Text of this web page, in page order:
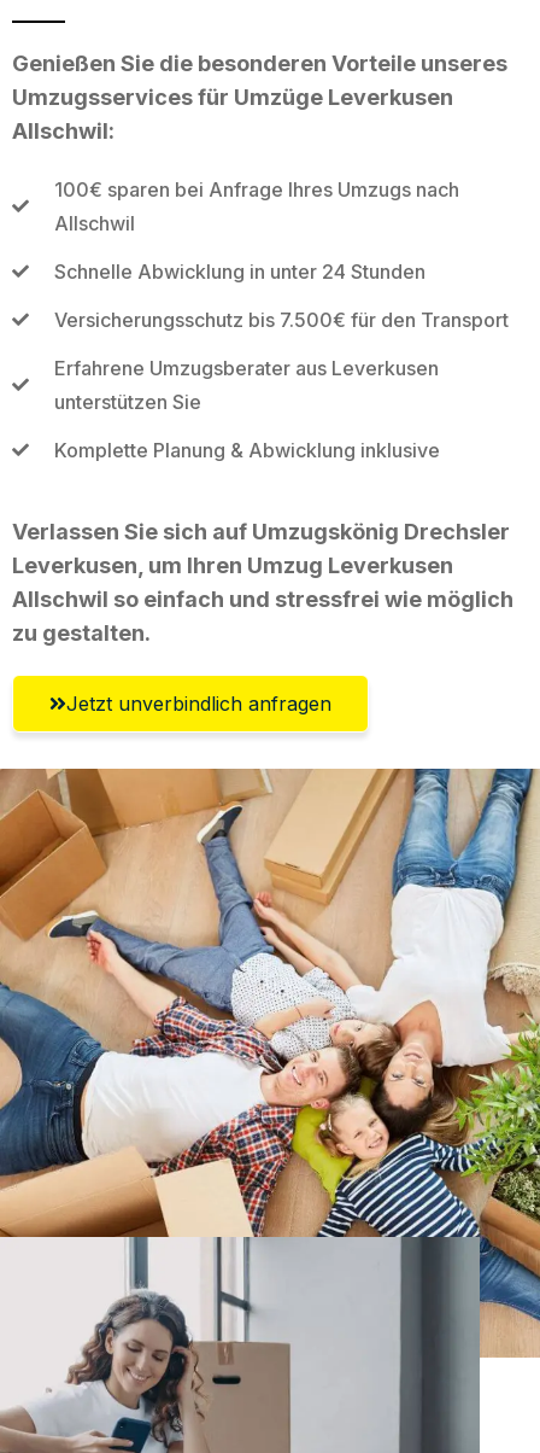
Genießen Sie die besonderen Vorteile unseres
Umzugsservices für Umzüge Leverkusen
Allschwil:
100€ sparen bei Anfrage Ihres Umzugs nach
Allschwil
Schnelle Abwicklung in unter 24 Stunden
Versicherungsschutz bis 7.500€ für den Transport
Erfahrene Umzugsberater aus Leverkusen
unterstützen Sie
Komplette Planung & Abwicklung inklusive
Verlassen Sie sich auf Umzugskönig Drechsler
Leverkusen, um Ihren Umzug Leverkusen
Allschwil so einfach und stressfrei wie möglich
zu gestalten.
Jetzt unverbindlich anfragen